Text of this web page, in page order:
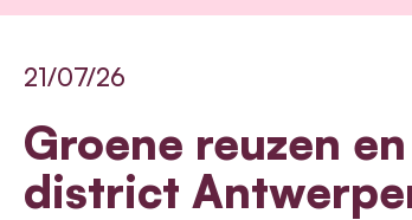
Groene reuzen
district
21/07/26